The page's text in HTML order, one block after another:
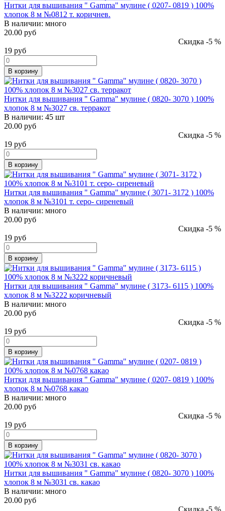
Нитки для вышивания " Gamma" мулине ( 0207- 0819 ) 100%
хлопок 8 м №0812 т. коричнев.
В наличии: много
20.00 руб
Скидка -5 %
19 руб
В корзину
Нитки для вышивания " Gamma" мулине ( 0820- 3070 ) 100%
хлопок 8 м №3027 св. терракот
В наличии: 45 шт
20.00 руб
Скидка -5 %
19 руб
В корзину
Нитки для вышивания " Gamma" мулине ( 3071- 3172 ) 100%
хлопок 8 м №3101 т. серо- сиреневый
В наличии: много
20.00 руб
Скидка -5 %
19 руб
В корзину
Нитки для вышивания " Gamma" мулине ( 3173- 6115 ) 100%
хлопок 8 м №3222 коричневый
В наличии: много
20.00 руб
Скидка -5 %
19 руб
В корзину
Нитки для вышивания " Gamma" мулине ( 0207- 0819 ) 100%
хлопок 8 м №0768 какао
В наличии: много
20.00 руб
Скидка -5 %
19 руб
В корзину
Нитки для вышивания " Gamma" мулине ( 0820- 3070 ) 100%
хлопок 8 м №3031 св. какао
В наличии: много
20.00 руб
Скидка -5 %